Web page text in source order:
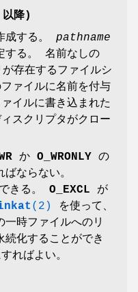
降)
成する。 pathname
する。 名前なしの
存在するファイルシ
ァイルに名前を付与
イルに書き込まれた
スクリプタがクロー
か O_WRONLY の
ならない。
きる。 O_EXCL が
(2)
を使って、
時ファイルへのリ
続化することができ
ればよい。